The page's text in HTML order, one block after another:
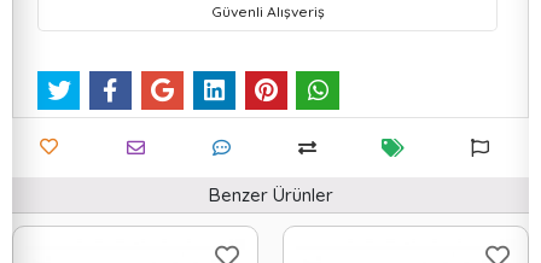
Güvenli Alışveriş
Benzer Ürünler